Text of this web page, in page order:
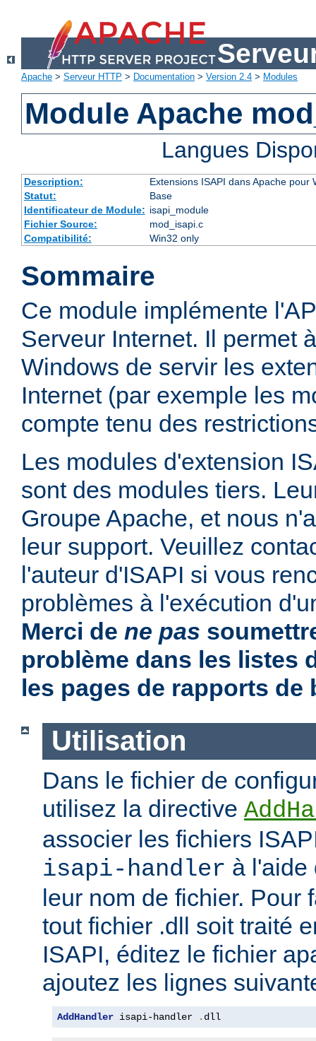
Apache > Serveur HTTP > Documentation > Version 2.4 > Modules
Module Apache
Langues
Description:
Extensions ISAPI dans Apache pour
Statut:
Base
Identificateur de Module: isapi_module
Fichier Source:
mod_isapi.c
Compatibilité:
Win32 only
Sommaire
Ce module implémente
Serveur Internet. Il permet
Windows de servir les
Internet (par exemple les
compte tenu des
Les modules d'extension
sont des modules tiers.
Groupe Apache, et nous
leur support. Veuillez
l'auteur d'ISAPI si vous
problèmes à l'exécution
Merci de ne pas
problème dans les listes
les pages de rapports de
Utilisation
Dans le fichier de
utilisez la directive
associer les fichiers
isapi-handler à l'aide
leur nom de fichier. Pour
tout fichier .dll soit traité
ISAPI, éditez le fichier
ajoutez les lignes
AddHandler isapi-handler . dll